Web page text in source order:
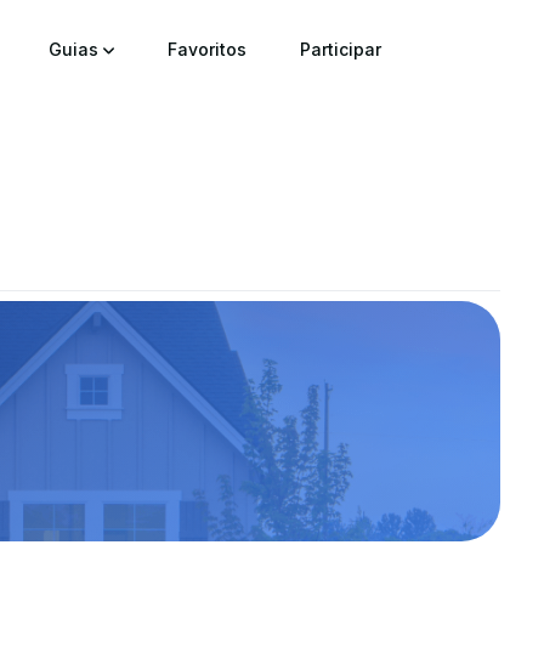
Guias Favoritos Participar